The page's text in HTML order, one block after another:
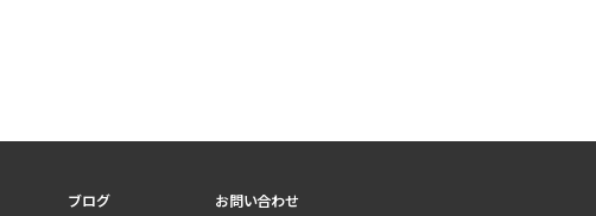
ブログ お問い合わせ